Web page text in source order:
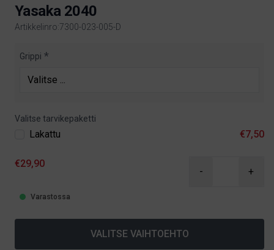
Yasaka 2040
Artikkelinro:7300-023-005-D
Product information
Grippi
Valitse tarvikepaketti
Lakattu €7,50
€29,90
- +
Varastossa
VALITSE VAIHTOEHTO